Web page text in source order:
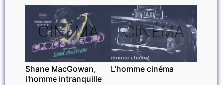
CINÉMA
Shane MacGowan,
l'homme intranquille
CINÉMA
L’homme cinéma